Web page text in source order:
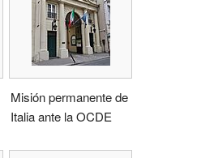
Misión permanente de
Italia ante la OCDE